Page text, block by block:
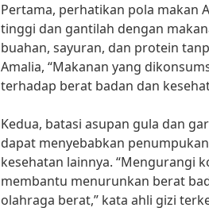
Pertama, perhatikan pola makan
tinggi dan gantilah dengan
buahan, sayuran, dan protein
Amalia, “Makanan yang
terhadap berat badan dan
Kedua, batasi asupan gula dan
dapat menyebabkan
kesehatan lainnya. “Mengurangi
membantu menurunkan berat
olahraga berat,” kata ahli gizi